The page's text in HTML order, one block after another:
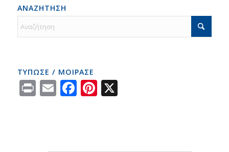
ΑΝΑΖΗΤΗΣΗ
ΤΥΠΩΣΕ / ΜΟΙΡΑΣΕ
PrintEmailFacebook
Pinterest
X